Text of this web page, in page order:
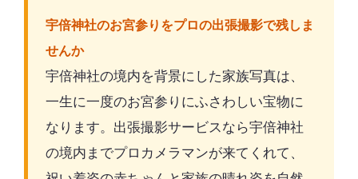
宇倍神社のお宮参りをプロの出張撮影で残しま
せんか
宇倍神社の境内を背景にした家族写真は、
一生に一度のお宮参りにふさわしい宝物に
なります。出張撮影サービスなら宇倍神社
の境内までプロカメラマンが来てくれて、